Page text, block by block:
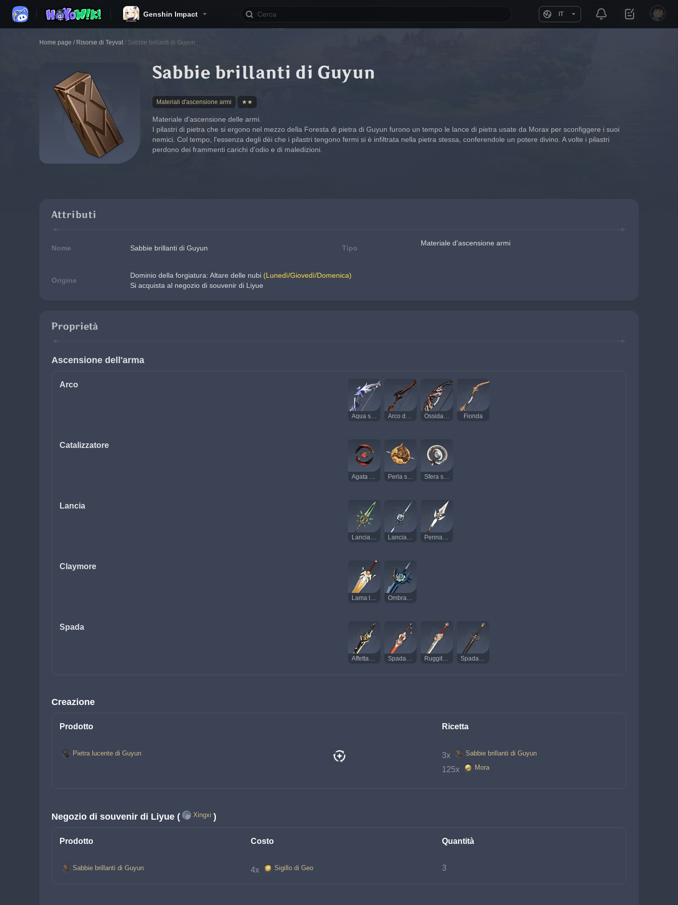
Genshin Impact IT
Home page / Risorse di Teyvat / Sabbie brillanti di Guyun
Sabbie brillanti di Guyun
Materiali d'ascensione armi ★★
Materiale d'ascensione delle armi.
I pilastri di pietra che si ergono nel mezzo della Foresta di pietra di Guyun furono un tempo le lance di pietra usate da Morax per sconfiggere i suoi
nemici. Col tempo, l'essenza degli dèi che i pilastri tengono fermi si è infiltrata nella pietra stessa, conferendole un potere divino. A volte i pilastri
perdono dei frammenti carichi d'odio e di maledizioni.
Attributi
Nome Sabbie brillanti di Guyun Tipo
Materiale d'ascensione armi
Origine
Dominio della forgiatura: Altare delle nubi (Lunedì/Giovedì/Domenica)
Si acquista al negozio di souvenir di Liyue
Proprietà
Ascensione dell'arma
Arco
Aqua simulacra Arco da guerra di Rupenera Ossidazione meschina Fionda
Catalizzatore
Agata di Rupenera Perla solare Sfera smeraldina
Lancia
Lancia di giada primordiale Lancia di mezzaluna Pennacchio bianco
Claymore
Lama litica Ombracandida
Spada
Affettavette Spada lunga di Rupenera Ruggito del leone Spada di ferro scuro
Creazione
Prodotto Ricetta
Pietra lucente di Guyun 3x Sabbie brillanti di Guyun
125x Mora
Negozio di souvenir di Liyue ( Xingxi )
Prodotto Costo Quantità
Sabbie brillanti di Guyun 4x Sigillo di Geo 3